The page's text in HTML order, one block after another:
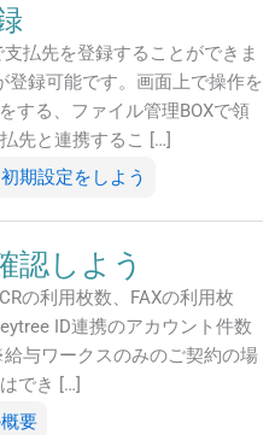
払先を登録することができま
録可能です。画面上で操作を
する、ファイル管理BOXで領
先と連携するこ […]
初期設定をしよう
認しよう
の利用枚数、FAXの利用枚
ID連携のアカウント件数
与ワークスのみのご契約の場
でき […]
要